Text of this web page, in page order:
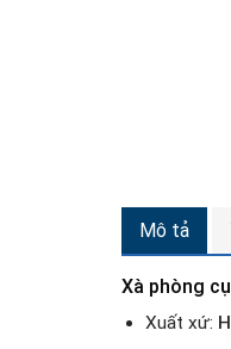
Mô tả
Xà phòng
Xuất xứ: